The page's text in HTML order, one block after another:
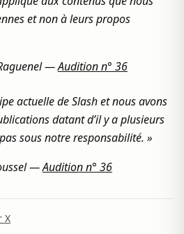
et non à leurs propos
—Audition n° 36
actuelle de Slash et nous avons
datant d’il y a plusieurs
sous notre responsabilité. »
—Audition n° 36
X